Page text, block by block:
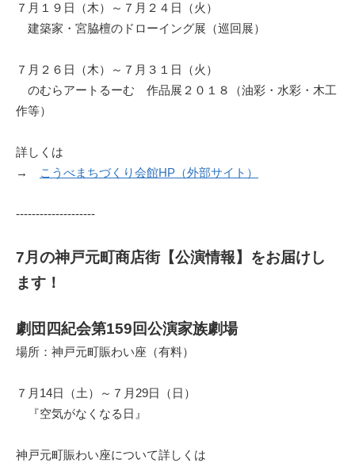
７月１９日（木）～７月２４日（火）
建築家・宮脇檀のドローイング展（巡回展）
７月２６日（木）～７月３１日（火）
のむらアートるーむ 作品展２０１８（油彩・水彩・木工
作等）
詳しくは
→
こうべまちづくり会館HP（外部サイト）
--------------------
7月の神戸元町商店街【公演情報】をお届けし
ます！
劇団四紀会第159回公演家族劇場
場所：神戸元町賑わい座（有料）
７月14日（土）～７月29日（日）
『空気がなくなる日』
神戸元町賑わい座について詳しくは